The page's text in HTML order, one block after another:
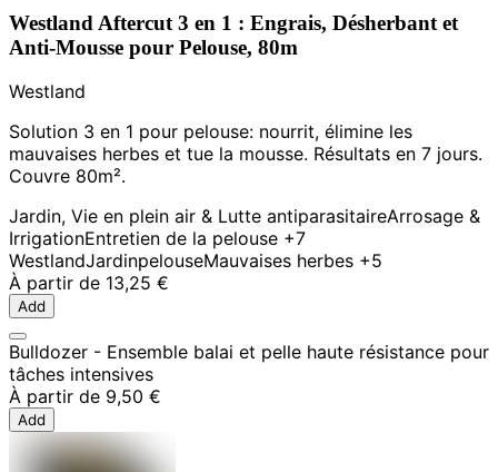
Westland Aftercut 3 en 1 : Engrais, Désherbant et
Anti-Mousse pour Pelouse, 80m
Westland
Solution 3 en 1 pour pelouse: nourrit, élimine les
mauvaises herbes et tue la mousse. Résultats en 7 jours.
Couvre 80m².
Jardin, Vie en plein air & Lutte antiparasitaireArrosage &
IrrigationEntretien de la pelouse +7
WestlandJardinpelouseMauvaises herbes +5
À partir de 13,25 €
Add
Bulldozer - Ensemble balai et pelle haute résistance pour
tâches intensives
À partir de 9,50 €
Add